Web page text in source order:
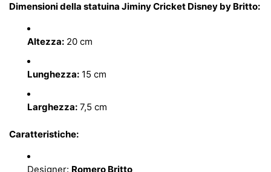
Dimensioni della statuina Jiminy Cricket Disney by Britto:
Altezza: 20 cm
Lunghezza: 15 cm
Larghezza: 7,5 cm
Caratteristiche:
Designer: Romero Britto